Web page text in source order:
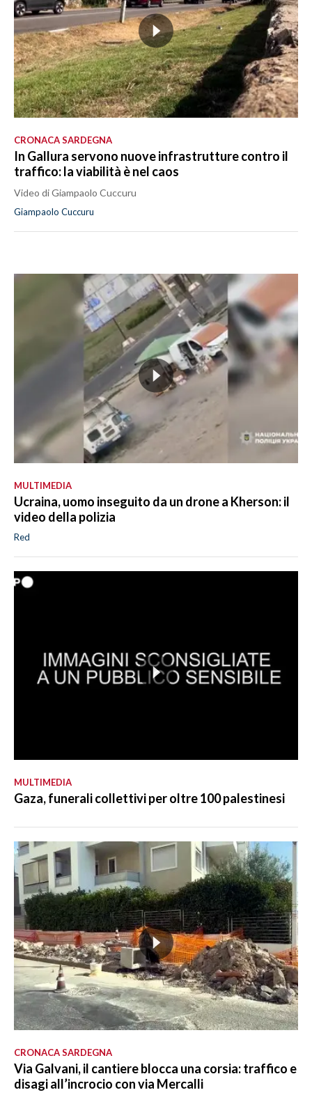
CRONACA SARDEGNA
In Gallura servono nuove infrastrutture contro il
traffico: la viabilità è nel caos
Video di Giampaolo Cuccuru
Giampaolo Cuccuru
MULTIMEDIA
Ucraina, uomo inseguito da un drone a Kherson: il
video della polizia
Red
MULTIMEDIA
Gaza, funerali collettivi per oltre 100 palestinesi
CRONACA SARDEGNA
Via Galvani, il cantiere blocca una corsia: traffico e
disagi all’incrocio con via Mercalli